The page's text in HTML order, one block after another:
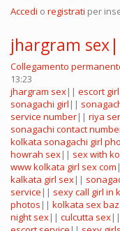
Accedi o registrati per
jhargram
Collegamento
13:23
jhargram sex|| escort
sonagachi girl ||
service number|| riya
sonagachi contact
kolkata sonagachi girl
howrah sex|| sex with
www kolkata girl sex com
kalkata girl sex||
service || sexy call girl in
photos || kolkata sex
night sex|| culcutta sex||